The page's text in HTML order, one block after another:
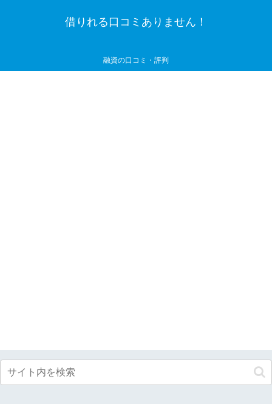
借りれる口コミありません！
融資の口コミ・評判